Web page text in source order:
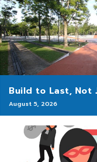
Build to Last, Not
August 5, 2026